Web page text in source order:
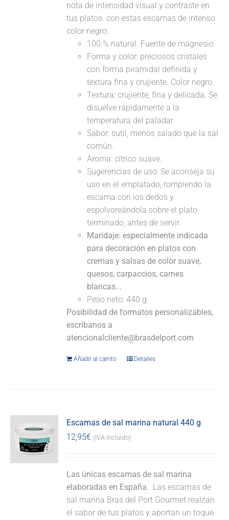
nota de intensidad visual y contraste en
tus platos. con estas escamas de intenso
color negro.
100 % natural. Fuente de magnesio.
Forma y color: preciosos cristales
con forma piramidal definida y
textura fina y crujiente. Color negro.
Textura: crujiente, fina y delicada. Se
disuelve rápidamente a la
temperatura del paladar.
Sabor: sutil, menos salado que la sal
común.
Aroma: cítrico suave.
Sugerencias de uso: Se aconseja su
uso en el emplatado, rompiendo la
escama con los dedos y
espolvoreándola sobre el plato
terminado, antes de servir.
Maridaje: especialmente indicada
para decoración en platos con
cremas y salsas de color suave,
quesos, carpaccios, carnes
blancas...
Peso neto: 440 g
Posibilidad de formatos personalizables,
escríbanos a
atencionalcliente@brasdelport.com
Añadir al carrito Detalles
Escamas de sal marina natural 440 g
12,95€ (IVA incluido)
Las únicas escamas de sal marina
elaboradas en España. Las escamas de
sal marina Bras del Port Gourmet realzan
el sabor de tus platos y aportan un toque